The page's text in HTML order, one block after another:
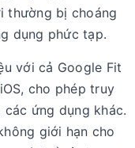
thường bị choáng
dụng phức tạp.
với cả Google Fit
cho phép truy
ứng dụng khác.
giới hạn cho